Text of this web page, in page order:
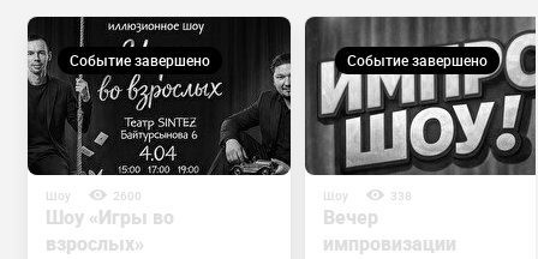
Событие завершено
Шоу 2600
Шоу «Игры во
взрослых»
Событие завершено
Шоу 338
Вечер
импровизации